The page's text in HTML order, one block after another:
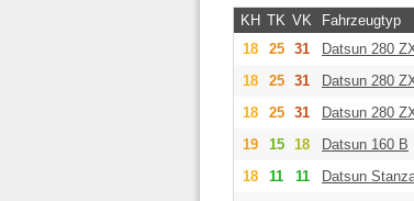
KH TK VK Fahrzeugtyp
18
25 31 Datsun 280
18
25 31 Datsun 280
18
25 31 Datsun 280
19
15 18 Datsun 160 B
18
11 11 Datsun